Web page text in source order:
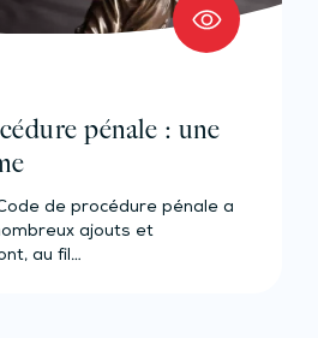
pénale : une
de procédure pénale a
ajouts et
au fil…